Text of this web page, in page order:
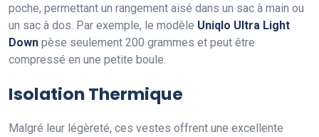
poche, permettant un rangement aisé dans un sac à main ou
un sac à dos. Par exemple, le modèle Uniqlo Ultra Light
Down pèse seulement 200 grammes et peut être
compressé en une petite boule.
Isolation Thermique
Malgré leur légèreté, ces vestes offrent une excellente